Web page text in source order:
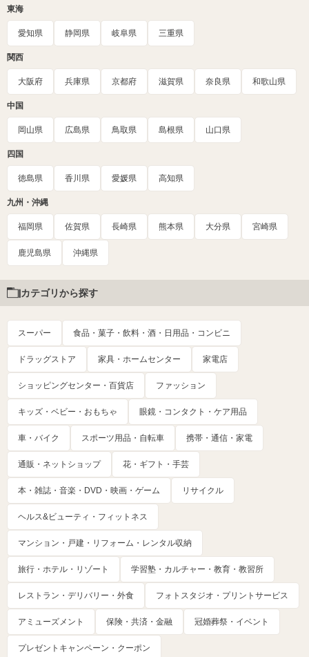
東海
愛知県 静岡県 岐阜県 三重県
関西
大阪府 兵庫県 京都府 滋賀県 奈良県 和歌山県
中国
岡山県 広島県 鳥取県 島根県 山口県
四国
徳島県 香川県 愛媛県 高知県
九州・沖縄
福岡県 佐賀県 長崎県 熊本県 大分県 宮崎県
鹿児島県 沖縄県
カテゴリから探す
スーパー 食品・菓子・飲料・酒・日用品・コンビニ
ドラッグストア 家具・ホームセンター 家電店
ショッピングセンター・百貨店 ファッション
キッズ・ベビー・おもちゃ 眼鏡・コンタクト・ケア用品
車・バイク スポーツ用品・自転車 携帯・通信・家電
通販・ネットショップ 花・ギフト・手芸
本・雑誌・音楽・DVD・映画・ゲーム リサイクル
ヘルス&ビューティ・フィットネス
マンション・戸建・リフォーム・レンタル収納
旅行・ホテル・リゾート 学習塾・カルチャー・教育・教習所
レストラン・デリバリー・外食 フォトスタジオ・プリントサービス
アミューズメント 保険・共済・金融 冠婚葬祭・イベント
プレゼントキャンペーン・クーポン